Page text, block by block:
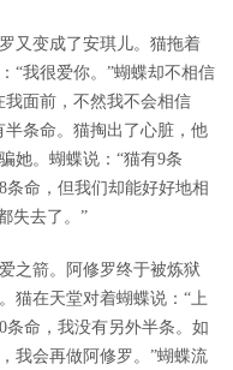
变成了安琪儿。猫拖着
“我很爱你。”蝴蝶却不相信
面前，不然我不会相信
条命。猫掏出了心脏，他
她。蝴蝶说：“猫有9条
命，但我们却能好好地相
失去了。”
箭。阿修罗终于被炼狱
猫在天堂对着蝴蝶说：“上
条命，我没有另外半条。如
我会再做阿修罗。”蝴蝶流